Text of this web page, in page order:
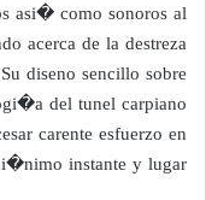
asi� como sonoros al
acerca de la destreza
diseno sencillo sobre
del tunel carpiano
carente esfuerzo en
instante y lugar.